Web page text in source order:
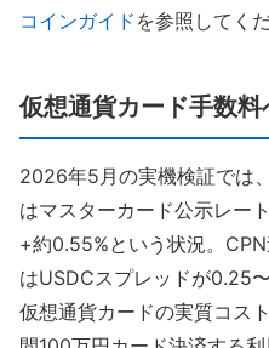
コインガイド を参照してくだ
仮想通貨カード手数
2026年5月の実機検証では
はマスターカード公示レー
+約0.55%という状況。
はUSDCスプレッドが0.25
仮想通貨カードの実質コス